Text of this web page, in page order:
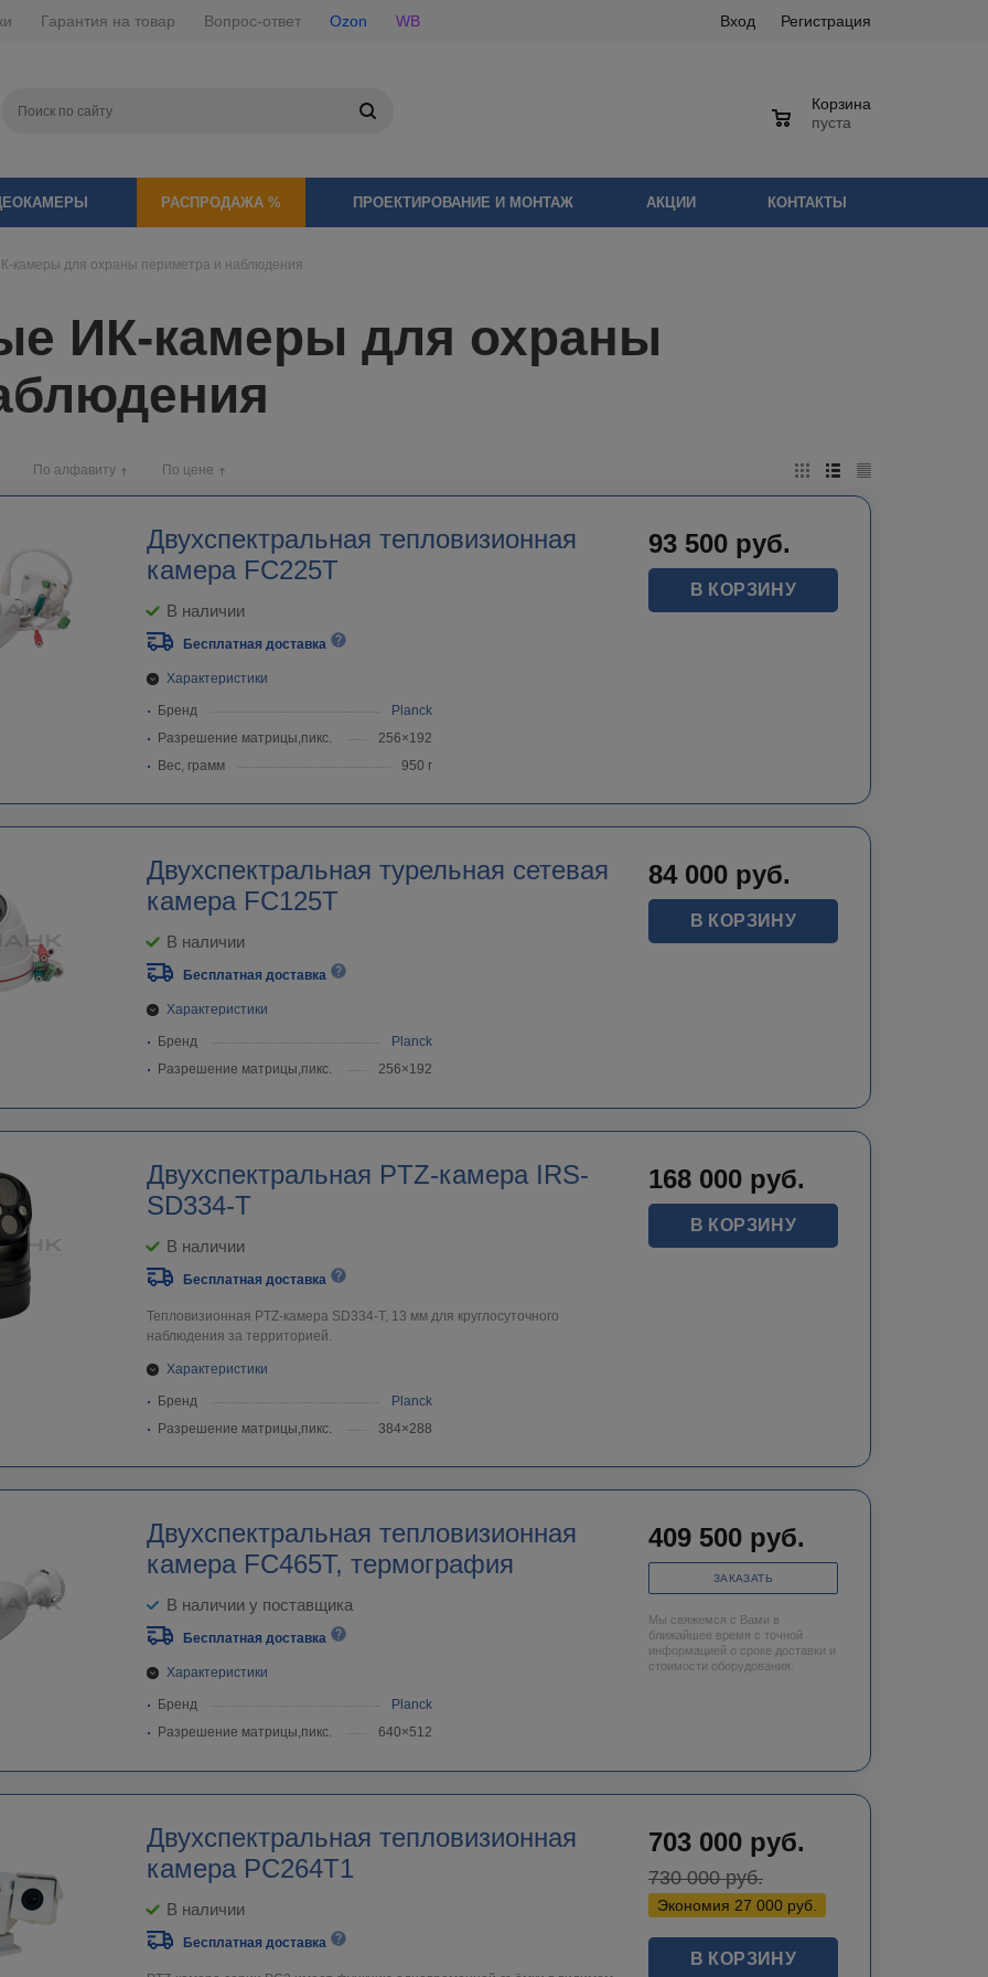
Гарантия на товар Вопрос-ответ Ozon WB Вход Регистрация
Корзина
пуста
РАСПРОДАЖА % ПРОЕКТИРОВАНИЕ И МОНТАЖ АКЦИИ КОНТАКТЫ
камеры для охраны периметра и наблюдения
ИК-камеры для охраны
По алфавиту По цене
Двухспектральная тепловизионная
камера FC225T
В наличии
Бесплатная доставка
Характеристики
Бренд
Planck
Разрешение матрицы,пикс.
256×192
Вес, грамм
950 г
93 500 руб.
В КОРЗИНУ
Двухспектральная турельная сетевая
камера FC125T
В наличии
Бесплатная доставка
Характеристики
Бренд
Planck
Разрешение матрицы,пикс.
256×192
84 000 руб.
В КОРЗИНУ
Двухспектральная PTZ-камера IRS-
SD334-T
В наличии
Бесплатная доставка
Тепловизионная PTZ-камера SD334-T, 13 мм для круглосуточного
наблюдения за территорией.
Характеристики
Бренд
Planck
Разрешение матрицы,пикс.
384×288
168 000 руб.
В КОРЗИНУ
Двухспектральная тепловизионная
камера FC465Т, термография
В наличии у поставщика
Бесплатная доставка
Характеристики
Бренд
Planck
Разрешение матрицы,пикс.
640×512
409 500 руб.
ЗАКАЗАТЬ
Мы свяжемся с Вами в
ближайшее время с точной
информацией о сроке доставки и
стоимости оборудования.
Двухспектральная тепловизионная
камера PC264T1
В наличии
Бесплатная доставка
703 000 руб.
730 000руб.
Экономия 27 000 руб.
В КОРЗИНУ